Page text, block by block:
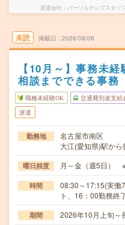
派遣会社 パーソルテンプスタッ
未読 掲載日 2026/08/06
【10月～】事務未
相談までできる事務
職種未経験OK 交通費別途支給
派遣
勤務地
名古屋市南区
大江(愛知県)駅か
曜日頻度 月～金（週5日）
時間
08:30～17:15(実
ト、16：00勤務終
期間 2026年10月上旬